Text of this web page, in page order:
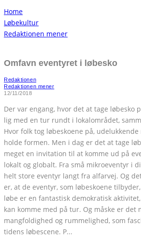
Home
Løbekultur
Redaktionen mener
Omfavn eventyret i løbesko
Redaktionen
Redaktionen mener
12/11/2018
Der var engang, hvor det at tage løbesko
lig med en tur rundt i lokalområdet,
Hvor folk tog løbeskoene på,
holde formen. Men i dag er det at tage
meget en invitation til at komme ud på
lokalt og globalt. Fra små mikroeventyr i
helt store eventyr langt fra alfarvej. Og
er, at de eventyr, som løbeskoene
løbe er en fantastisk demokratisk
kan komme med på tur. Og måske er det
mangfoldighed og rummelighed, som
tidens løbescene. P...